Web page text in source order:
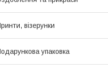
візерунки
упаковка